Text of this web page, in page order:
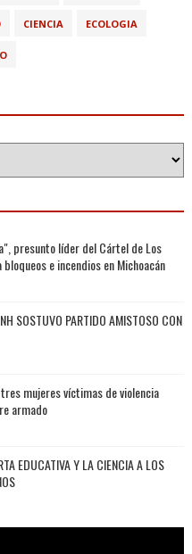
CIENCIA ECOLOGIA
presunto líder del Cártel de Los
e incendios en Michoacán
SOSTUVO PARTIDO AMISTOSO CON
mujeres víctimas de violencia
armado
EDUCATIVA Y LA CIENCIA A LOS